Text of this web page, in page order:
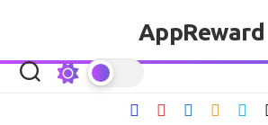
AppReward